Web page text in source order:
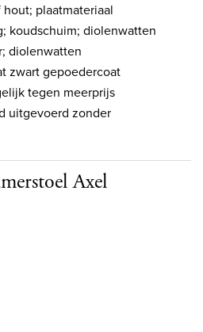
hout; plaatmateriaal
koudschuim; diolenwatten
diolenwatten
zwart gepoedercoat
tegen meerprijs
uitgevoerd zonder
Axel